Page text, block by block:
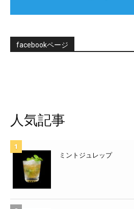
facebookページ
人気記事
ミントジュレップ